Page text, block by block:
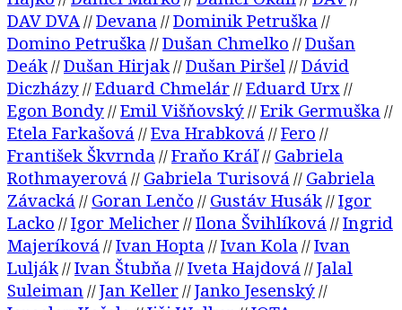
DAV DVA//Devana //Dominik Petruška //
Domino Petruška //Dušan Chmelko //Dušan
Deák//Dušan Hirjak//Dušan Piršel //Dávid
Diczházy//Eduard Chmelár//Eduard Urx //
Egon Bondy//Emil Višňovský//Erik Germuška //
Etela Farkašová //Eva Hrabková //Fero //
František Škvrnda //Fraňo Kráľ// Gabriela
Rothmayerová // Gabriela Turisová // Gabriela
Závacká // Goran Lenčo // Gustáv Husák//Igor
Lacko //Igor Melicher//Ilona Švihlíková //Ingrid
Majeríková //Ivan Hopta //Ivan Kola //Ivan
Lulják//Ivan Štubňa //Iveta Hajdová //Jalal
Suleiman //Jan Keller//Janko Jesenský//